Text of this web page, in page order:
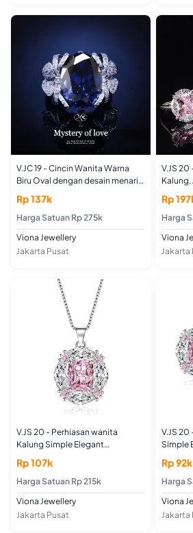
V.JC 19 - Cincin Wanita Warna
Biru Oval dengan desain menarik
elegant
Rp 137k
Harga Satuan Rp 275k
Viona Jewellery
Jakarta Pusat
V.JS 20
Elegant
Rp
Harga
Viona
Jakarta
V.JS 20 - Perhiasan wanita
Kalung Simple Elegant
Anniversary Auspicious Birthday
Engagement Casual
Rp 107k
Harga Satuan Rp 215k
Viona Jewellery
Jakarta Pusat
V.JS
Simple
Rp 92k
Harga
Viona
Jakarta